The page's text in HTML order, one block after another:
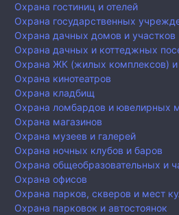
Охрана гостиниц и отелей
Охрана государственных
Охрана дачных домов и участков
Охрана дачных и коттеджных
Охрана ЖК (жилых комплексов)
Охрана кинотеатров
Охрана кладбищ
Охрана ломбардов и ювелирных
Охрана магазинов
Охрана музеев и галерей
Охрана ночных клубов и баров
Охрана общеобразовательных и
Охрана офисов
Охрана парков, скверов и мест
Охрана парковок и автостоянок